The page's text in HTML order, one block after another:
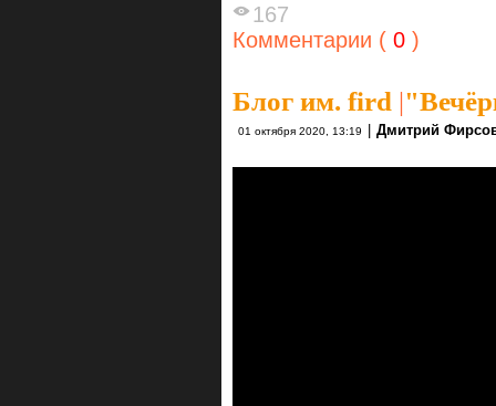
167
Комментарии ( 0 )
Блог им. fird |
01 октября 2020, 13:19 Дмитрий